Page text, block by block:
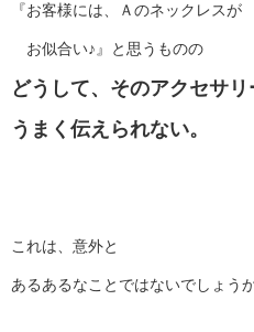
『お客様には、Ａのネックレスが
お似合い♪』と思うものの
どうして、そのアクセサ
うまく伝えられない。
これは、意外と
あるあるなことではないでしょうか